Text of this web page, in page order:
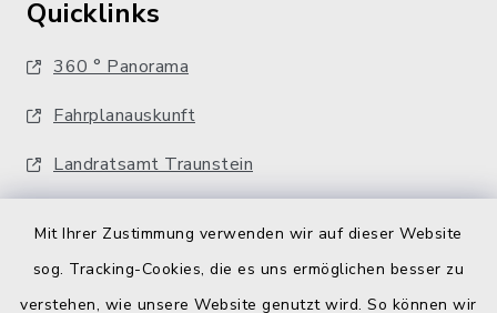
Mit Ihrer Zustimmung verwenden wir auf dieser Website
sog. Tracking-Cookies, die es uns ermöglichen besser zu
verstehen, wie unsere Website genutzt wird. So können wir
Quicklinks
360 ° Panorama
Fahrplanauskunft
Landratsamt Traunstein
Bodenrichtwerte